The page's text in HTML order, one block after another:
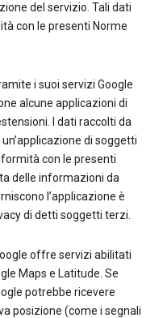
del servizio. Tali dati
con le presenti Norme
i suoi servizi Google
alcune applicazioni di
I dati raccolti da
di soggetti
con le presenti
delle informazioni da
l’applicazione è
di detti soggetti terzi.
offre servizi abilitati
Maps e Latitude. Se
potrebbe ricevere
posizione (come i segnali